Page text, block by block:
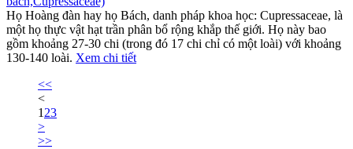
Họ Hoàng đàn hay họ Bách, danh pháp khoa học: Cupressaceae, là
một họ thực vật hạt trần phân bổ rộng khắp thế giới. Họ này bao
gồm khoảng 27-30 chi (trong đó 17 chi chỉ có một loài) với khoảng
130-140 loài. Xem chi tiết
<<
<
1 23
>
>>